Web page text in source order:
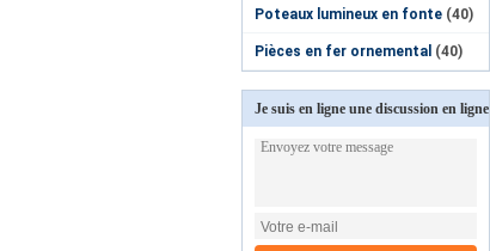
Poteaux lumineux en fonte (40)
Pièces en fer ornemental (40)
Je suis en ligne une discussion en ligne